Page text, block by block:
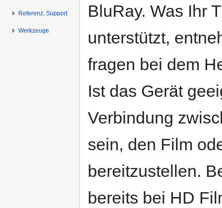
BluRay. Was Ihr
unterstützt,
fragen bei dem
Ist das Gerät
Verbindung
sein, den Film
bereitzustellen.
bereits bei HD
Referenz, Support
Werkzeuge